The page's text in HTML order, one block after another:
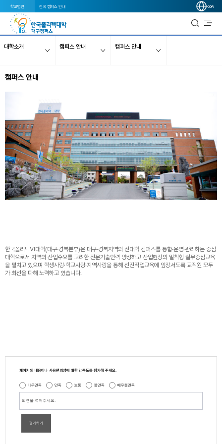
학교법인 전국 캠퍼스 안내 KOR
대학소개 캠퍼스 안내 캠퍼스 안내
캠퍼스 안내
한국폴리텍Ⅵ대학(대구·경북본부)은 대구·경북지역의 전대학 캠퍼스를 통합·운영·관리하는 중심
대학으로서 지역의 산업수요를 고려한 전문기술인력 양성하고 산업현장의 밀착형 실무중심교육
을 펼치고 있으며 학생사랑·학교사랑·지역사랑을 통해 선진직업교육에 앞장서도록 교직원 모두
가 최선을 다해 노력하고 있습니다.
페이지의 내용이나 사용편의성에 대한 만족도를 평가해 주세요.
매우만족 만족 보통 불만족 매우불만족
평가하기